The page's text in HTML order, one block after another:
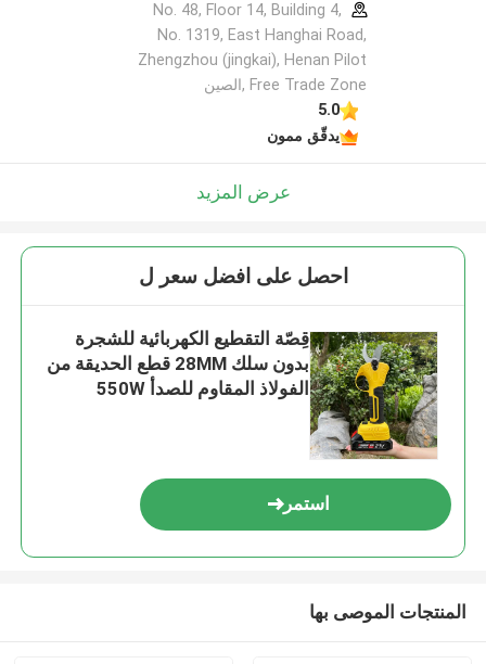
No. 48, Floor 14, Building 4,
No. 1319, East Hanghai Road,
Zhengzhou (jingkai), Henan Pilot
Free Trade Zone ,الصين
5.0
يدقّق ممون
عرض المزيد
احصل على افضل سعر ل
قِصّة التقطيع الكهربائية للشجرة
بدون سلك 28MM قطع الحديقة من
الفولاذ المقاوم للصدأ 550W
استمر
المنتجات الموصى بها